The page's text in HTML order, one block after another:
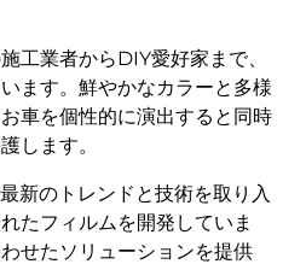
工業者からDIY愛好家まで、
ます。鮮やかなカラーと多様
車を個性的に演出すると同時
します。
新のトレンドと技術を取り入
たフィルムを開発していま
せたソリューションを提供